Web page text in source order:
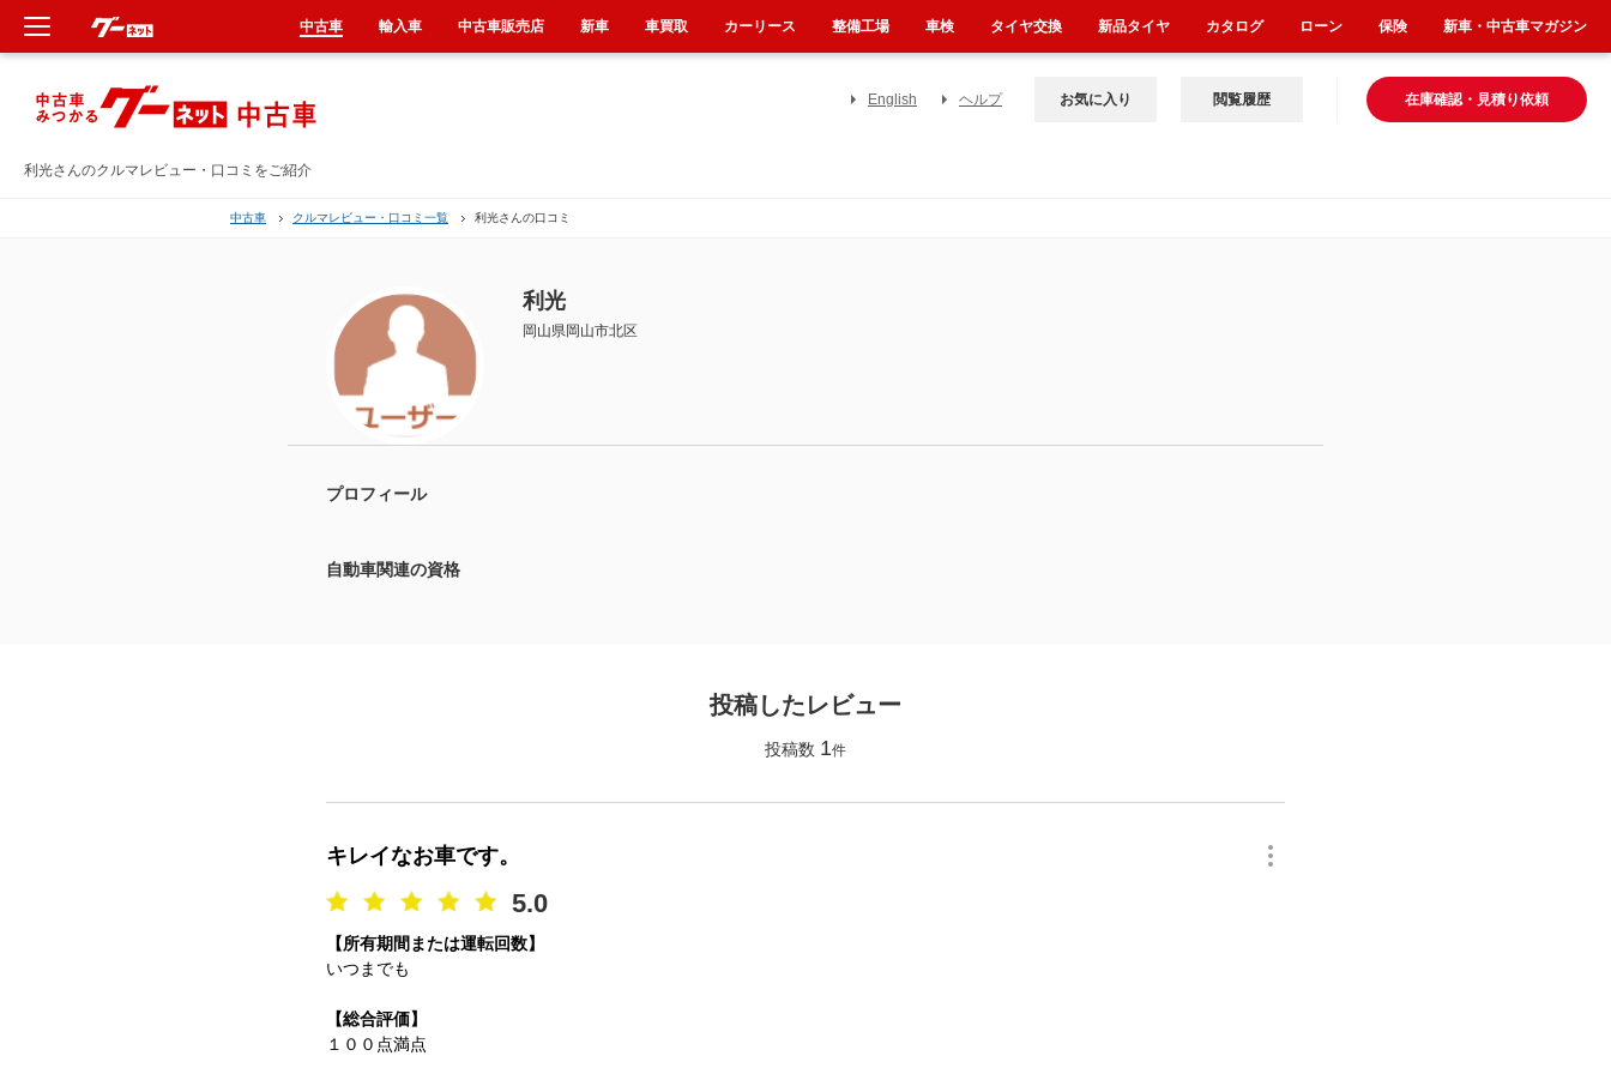
利光さんのクルマレビュー・口コミをご紹介
English ヘルプ 在庫確認・見積り依頼
お気に入り 閲覧履歴
中古車 クルマレビュー・口コミ一覧 利光さんの口コミ
利光
岡山県岡山市北区
プロフィール
自動車関連の資格
投稿したレビュー
投稿数 1件
キレイなお車です。
5.0
【所有期間または運転回数】
いつまでも
【総合評価】
１００点満点
中古車 輸入車 中古車販売店 新車 車買取 カーリース 整備工場 車検 タイヤ交換 新品タイヤ カタログ ローン 保険 新車・中古車マガジン
新車
中古車